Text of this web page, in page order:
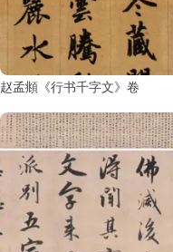
赵孟頫《行书千字文》卷